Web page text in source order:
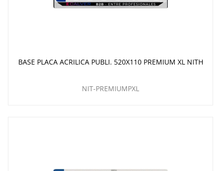
BASE PLACA ACRILICA PUBLI. 520X110 PREMIUM XL NITH
NIT-PREMIUMPXL